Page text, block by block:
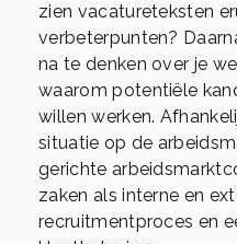
zien vacatureteksten
verbeterpunten?
na te denken over je
waarom potentiële
willen werken.
situatie op de
gerichte
zaken als interne en
recruitmentproces en